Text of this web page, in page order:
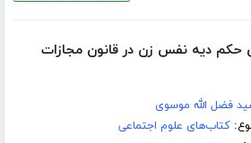
حکم دیه نفس زن در قانون مجازات
فضل الله موسوی
کتاب‌های علوم اجتماعی